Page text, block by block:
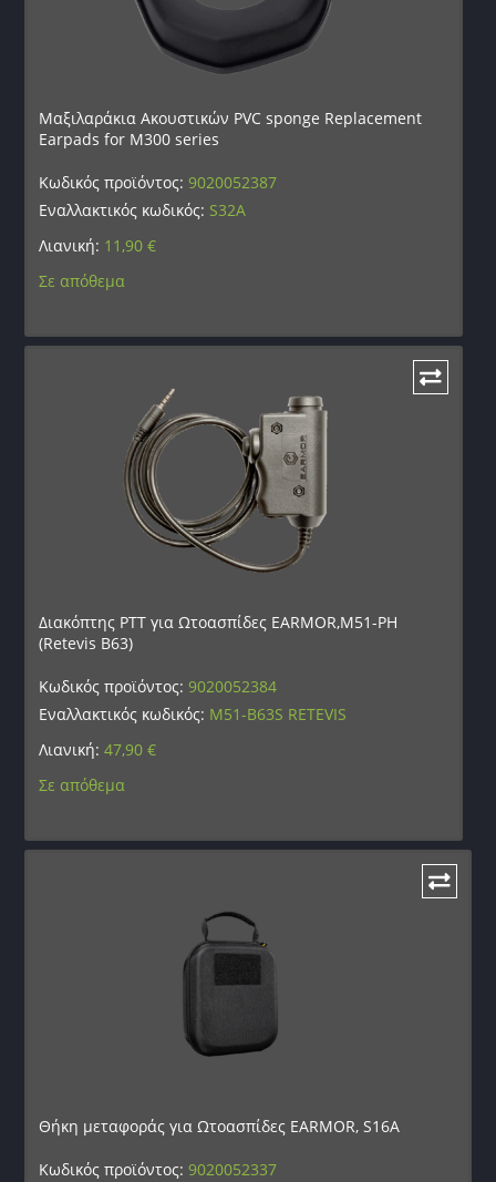
Μαξιλαράκια Ακουστικών PVC sponge Replacement
Earpads for M300 series
Κωδικός προϊόντος:9020052387
Εναλλακτικός κωδικός: S32A
Λιανική: 11,90€
Σε απόθεμα
Διακόπτης PTT για Ωτοασπίδες EARMOR,M51-PH
(Retevis B63)
Κωδικός προϊόντος:9020052384
Εναλλακτικός κωδικός: M51-B63S RETEVIS
Λιανική:47,90€
Σε απόθεμα
Θήκη μεταφοράς για Ωτοασπίδες EARMOR, S16A
Κωδικός προϊόντος:9020052337